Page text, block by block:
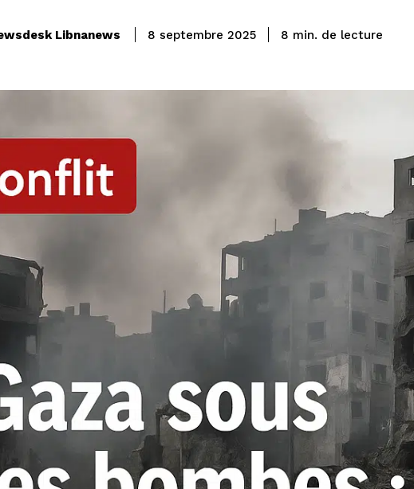
Libnanews 8 septembre 2025 8 min. de lecture